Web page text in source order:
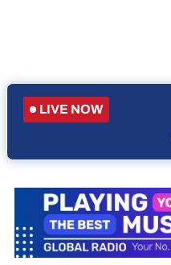
LIVE NOW